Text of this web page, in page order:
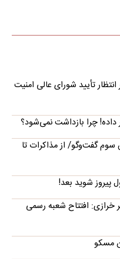
تأیید شورای عالی امنیت
داده! چرا بازداشت نمی‌شود؟
گفت‌وگو/ از مذاکرات تا
پیروز شوید بعد!
خرازی: افتتاح شعبه رسمی
مسکو